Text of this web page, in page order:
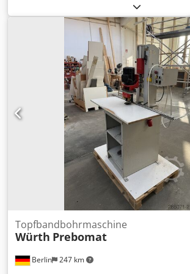
Stockschrauben, Solarbefestiger -
Stockschraube M10 x 200 50 Stück/Karton
-Material: Edelstahl A2-70 -Anzahl: 13x
Preis: pro Karton -Abmessung Karton:
Cedpfx Aioipapbedorf -Gewicht: 6,2 kg/
Berlin 247 km
Topfbandbohrmaschine
Würth Prebomat